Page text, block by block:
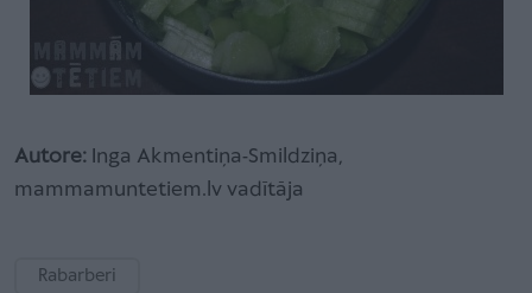
Autore: Inga Akmentiņa-Smildziņa,
mammamuntetiem.lv vadītāja
Rabarberi